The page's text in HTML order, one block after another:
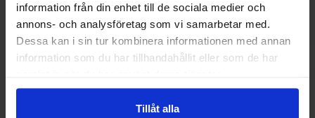
information från din enhet till de sociala medier och
annons- och analysföretag som vi samarbetar med.
Dessa kan i sin tur kombinera informationen med annan
information som du har tillhandahållit eller som de har
Tillåt alla
Sure Mini Bubblegumsnappar 70g Jolly Rancher